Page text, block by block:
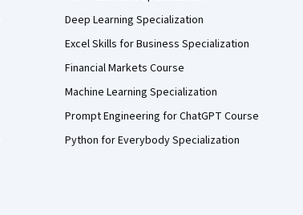
Deep Learning Specialization
Excel Skills for Business Specialization
Financial Markets Course
Machine Learning Specialization
Prompt Engineering for ChatGPT Course
Python for Everybody Specialization